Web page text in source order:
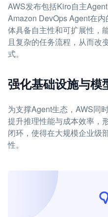
AWS发布包括Kiro自主
Amazon DevOps Agent在
体具备自主性和可扩展性，
且复杂的任务流程，从而改
式。
强化基础设施与模
为支撑Agent生态，AWS同
提升推理性能与成本效率，
闭环，使得在大规模企业级
性。